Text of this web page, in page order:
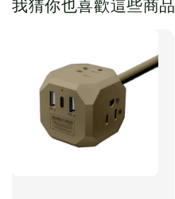
我猜你也喜歡這些商品